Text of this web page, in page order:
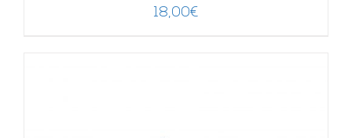
18,00€